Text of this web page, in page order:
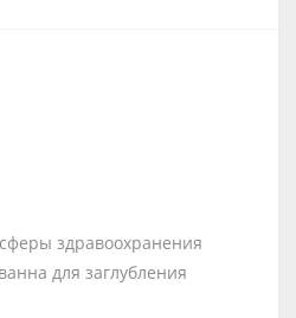
здравоохранения
для заглубления